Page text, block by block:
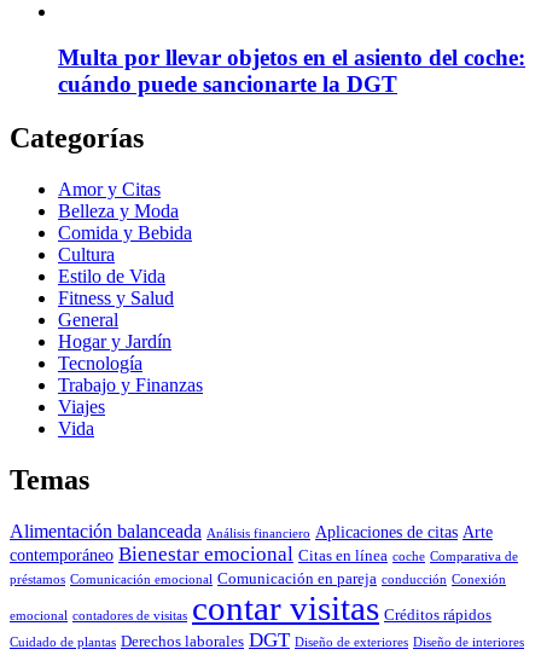
Multa por llevar objetos en el asiento del coche:
cuándo puede sancionarte la DGT
Categorías
Amor y Citas
Belleza y Moda
Comida y Bebida
Cultura
Estilo de Vida
Fitness y Salud
General
Hogar y Jardín
Tecnología
Trabajo y Finanzas
Viajes
Vida
Temas
Alimentación balanceada Análisis financiero Aplicaciones de citas Arte
contemporáneo Bienestar emocional Citas en línea coche Comparativa de
préstamos Comunicación emocional Comunicación en pareja conducción Conexión
emocional contadores de visitas contar visitas Créditos rápidos
Cuidado de plantas Derechos laborales DGT Diseño de exteriores Diseño de interiores